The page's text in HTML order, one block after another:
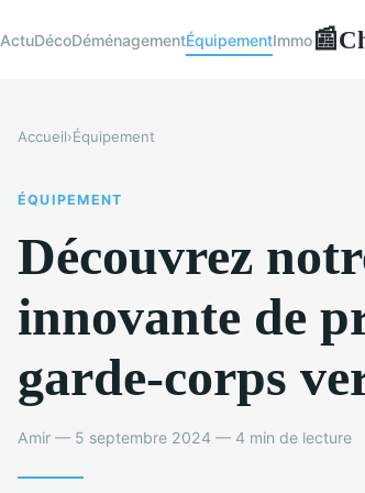
ActuDécoDéménagementÉquipementImmo📰
Accueil›Équipement
ÉQUIPEMENT
Découvrez
innovante de
garde-corps
Amir — 5 septembre 2024 — 4 min de lecture